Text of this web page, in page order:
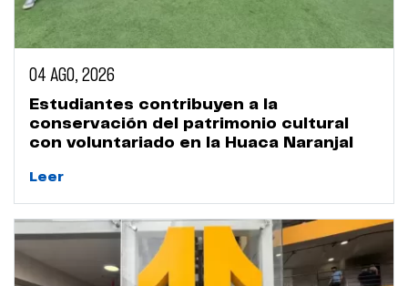
04 AGO, 2026
Estudiantes contribuyen a la
conservación del patrimonio cultural
con voluntariado en la Huaca Naranjal
Leer